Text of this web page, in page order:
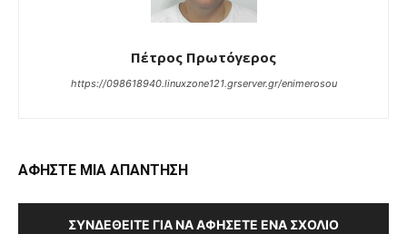
Πέτρος Πρωτόγερος
https://098618940.linuxzone121.grserver.gr/enimerosou
ΑΦΗΣΤΕ ΜΙΑ ΑΠΑΝΤΗΣΗ
ΣΥΝΔΕΘΕΊΤΕ ΓΙΑ ΝΑ ΑΦΉΣΕΤΕ ΈΝΑ ΣΧΌΛΙΟ